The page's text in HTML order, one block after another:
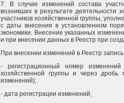
7. В случае изменений состава
возникших в результате деятельности
участников хозяйственной группы,
с даты внесения в установленном
экономики. Внесение указанных
и при внесении данных в Реестр при
При внесении изменений в Реестр
- регистрационный номер изменений
хозяйственной группы и через
изменений);
- дата регистрации изменений;